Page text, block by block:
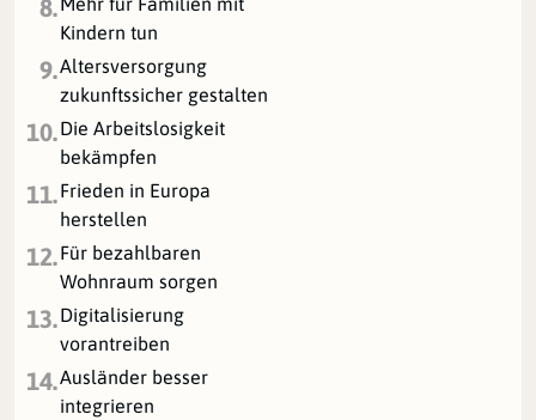
8.
Kindern tun
9.Altersversorgung
zukunftssicher gestalten
10.Die Arbeitslosigkeit
bekämpfen
11.Frieden in Europa
herstellen
12.Für bezahlbaren
Wohnraum sorgen
13.Digitalisierung
vorantreiben
14.Ausländer besser
integrieren